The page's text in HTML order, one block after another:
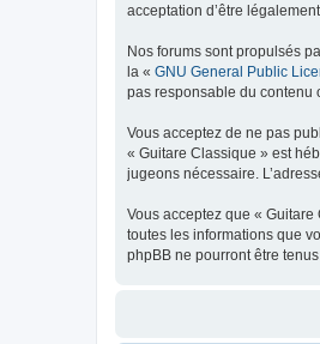
acceptation d’être
Nos forums sont propulsés
la « GNU General Public
pas responsable du contenu
Vous acceptez de ne pas
« Guitare Classique » est
jugeons nécessaire.
Vous acceptez que «
toutes les informations que
phpBB ne pourront être